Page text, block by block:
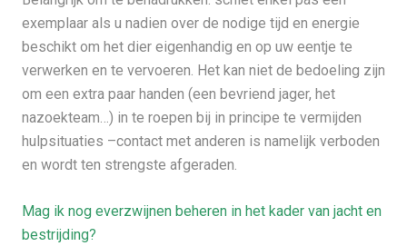
exemplaar als u nadien over de nodige tijd en energie
beschikt om het dier eigenhandig en op uw eentje te
verwerken en te vervoeren. Het kan niet de bedoeling zijn
om een extra paar handen (een bevriend jager, het
nazoekteam…) in te roepen bij in principe te vermijden
hulpsituaties –contact met anderen is namelijk verboden
en wordt ten strengste afgeraden.
Mag ik nog everzwijnen beheren in het kader van jacht en
bestrijding?